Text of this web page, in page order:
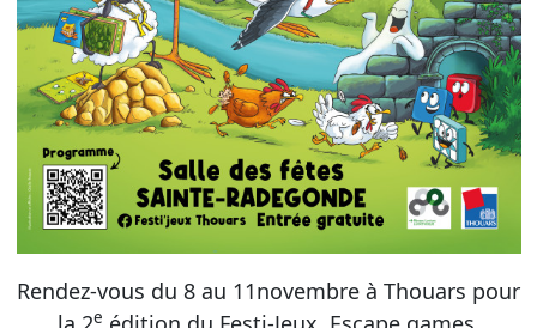
Rendez-vous du 8 au 11novembre à Thouars pour
e